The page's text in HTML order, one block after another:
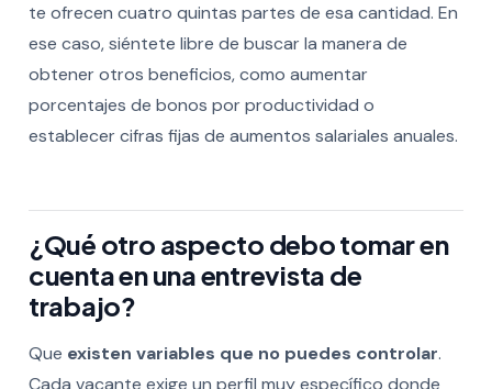
te ofrecen cuatro quintas partes de esa cantidad. En
ese caso, siéntete libre de buscar la manera de
obtener otros beneficios, como aumentar
porcentajes de bonos por productividad o
establecer cifras fijas de aumentos salariales anuales.
¿Qué otro aspecto debo tomar en
cuenta en una entrevista de
trabajo?
Que existen variables que no puedes controlar.
Cada vacante exige un perfil muy específico donde